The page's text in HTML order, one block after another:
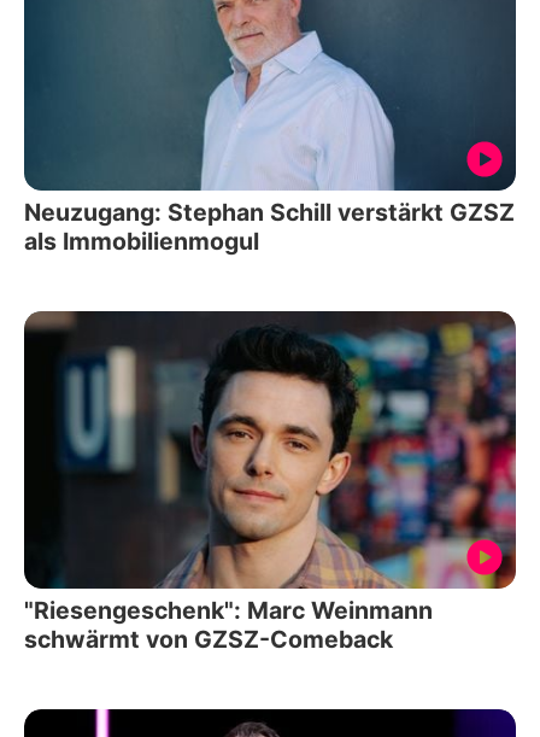
Neuzugang: Stephan Schill verstärkt GZSZ
als Immobilienmogul
"Riesengeschenk": Marc Weinmann
schwärmt von GZSZ-Comeback